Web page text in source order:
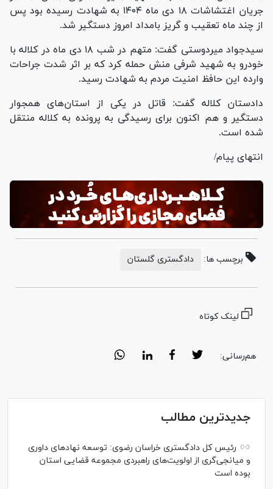
جریان اغتشاشات ۱۸ دی ماه ۱۴۰۴ به شهادت رسیده بود پس
از چند ماه تعقیب و گریز بامداد امروز دستگیر شد.
سیدجواد میردوستی گفت: متهم در شب ۱۸ دی ماه در کلاله با
خودرو به شهید شرفی منش حمله کرد که بر اثر شدت جراحات
وارده این حافظ امنیت مردم به شهادت رسید.
دادستان کلاله گفت: قاتل در یکی از استان‌های همجوار
دستگیر و هم اکنون برای رسیدگی به پرونده به کلاله منتقل
شده است.
انتهای پیام/
برچسب ها: دادگستری گلستان
لینک کوتاه
هم‌رسانی:
جدیدترین مطالب
رئیس کل دادگستری خراسان رضوی: توسعه نهاد‌های داوری
و میانجی‌گری از اولویت‌های راهبردی مجموعه قضایی استان
بوده است